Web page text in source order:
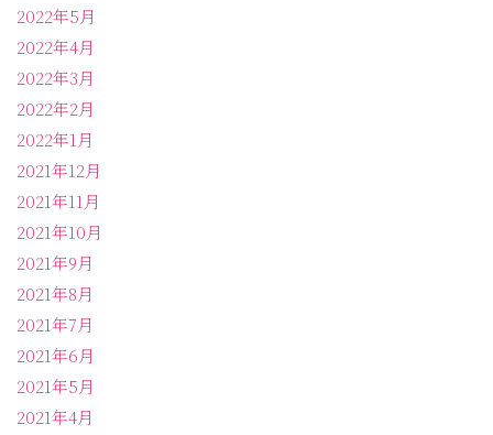
2022年5月
2022年4月
2022年3月
2022年2月
2022年1月
2021年12月
2021年11月
2021年10月
2021年9月
2021年8月
2021年7月
2021年6月
2021年5月
2021年4月